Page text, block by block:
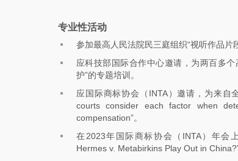
专业性活动
参加最高人民法院民三庭组织“视听作品片
应科技部国际合作中心邀请，为两百多
护”的专题培训。
应国际商标协会（INTA）邀请，为来自
courts consider each factor when
compensation”。
在2023年国际商标协会（INTA）年会
Hermes v. Metabirkins Play Out in